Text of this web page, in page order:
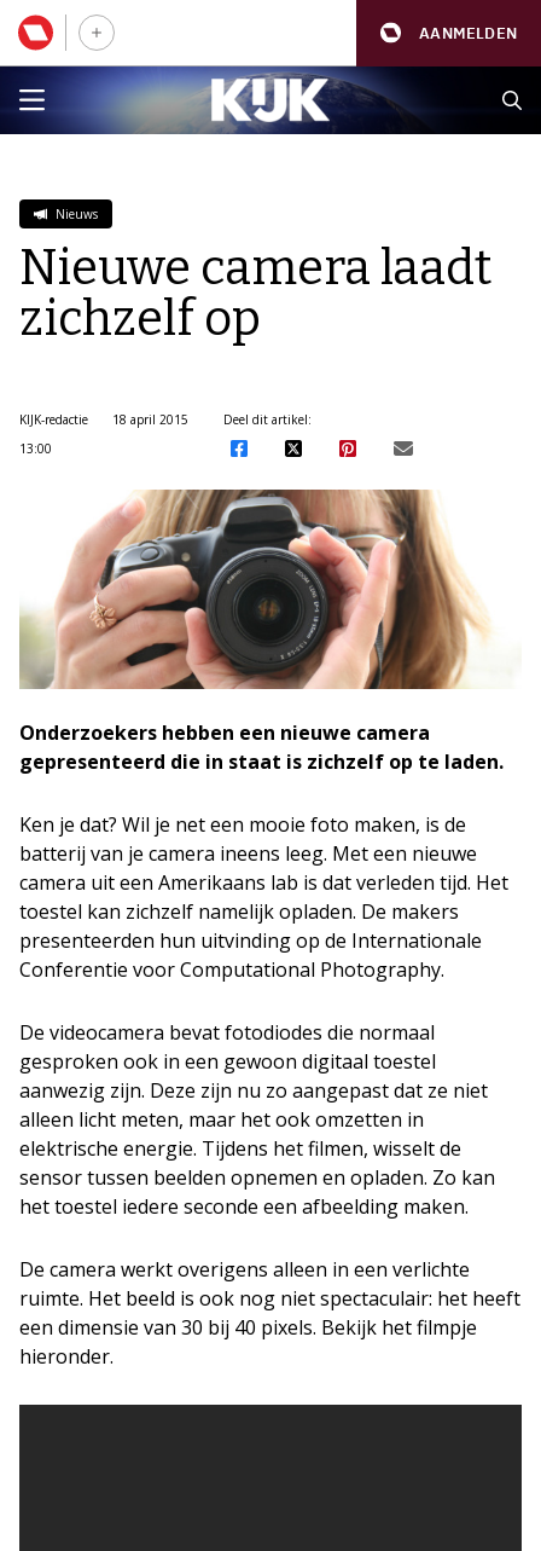
AANMELDEN
Nieuws
Nieuwe camera laadt
zichzelf op
KIJK-redactie
18 april 2015
13:00
Deel dit artikel:
Onderzoekers hebben een nieuwe camera
gepresenteerd die in staat is zichzelf op te laden.
Ken je dat? Wil je net een mooie foto maken, is de
batterij van je camera ineens leeg. Met een nieuwe
camera uit een Amerikaans lab is dat verleden tijd. Het
toestel kan zichzelf namelijk opladen. De makers
presenteerden hun uitvinding op de Internationale
Conferentie voor Computational Photography.
De videocamera bevat fotodiodes die normaal
gesproken ook in een gewoon digitaal toestel
aanwezig zijn. Deze zijn nu zo aangepast dat ze niet
alleen licht meten, maar het ook omzetten in
elektrische energie. Tijdens het filmen, wisselt de
sensor tussen beelden opnemen en opladen. Zo kan
het toestel iedere seconde een afbeelding maken.
De camera werkt overigens alleen in een verlichte
ruimte. Het beeld is ook nog niet spectaculair: het heeft
een dimensie van 30 bij 40 pixels. Bekijk het filmpje
hieronder.